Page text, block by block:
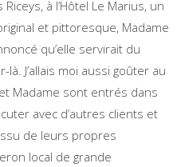
à l’Hôtel Le Marius, un
et pittoresque, Madame
qu’elle servirait du
J’allais moi aussi goûter au
Madame sont entrés dans
avec d’autres clients et
de leurs propres
local de grande